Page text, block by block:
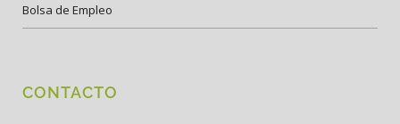
Bolsa de Empleo
CONTACTO